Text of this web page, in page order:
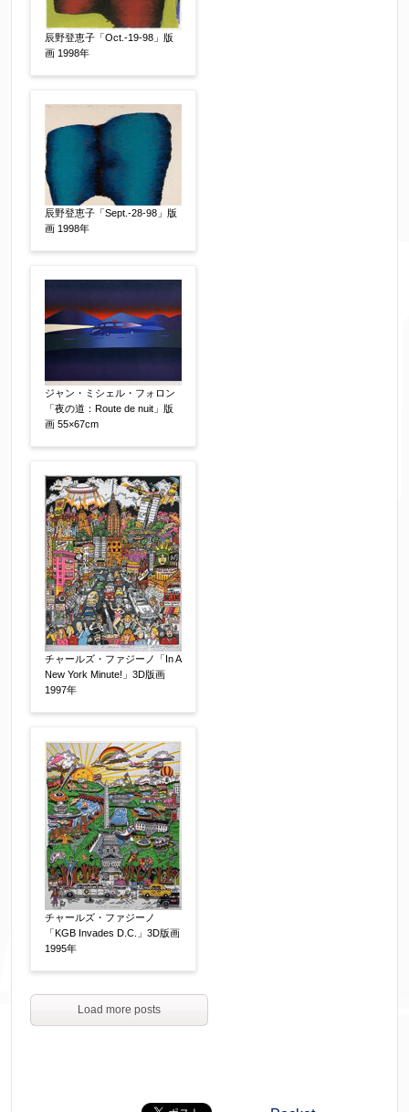
辰野登恵子「Oct.-19-98」版
画 1998年
辰野登恵子「Sept.-28-98」版
画 1998年
ジャン・ミシェル・フォロン
「夜の道：Route de nuit」版
画 55×67cm
チャールズ・ファジーノ「In A
New York Minute!」3D版画
1997年
チャールズ・ファジーノ
「KGB Invades D.C.」3D版画
1995年
Load more posts